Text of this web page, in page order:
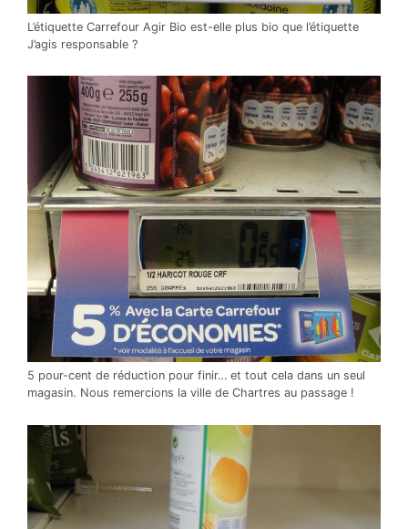
L’étiquette Carrefour Agir Bio est-elle plus bio que l’étiquette
J’agis responsable ?
5 pour-cent de réduction pour finir… et tout cela dans un seul
magasin. Nous remercions la ville de Chartres au passage !